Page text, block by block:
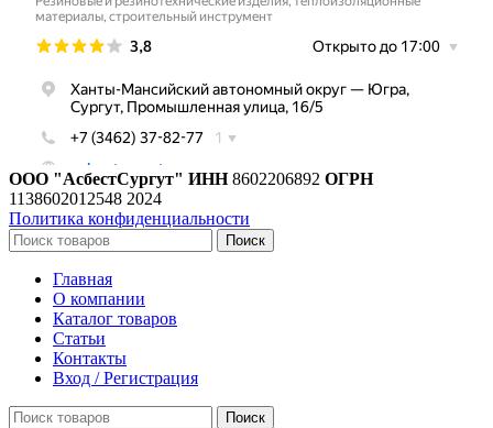
ООО "АсбестСургут" ИНН8602206892 ОГРН
1138602012548 2024
Политика конфиденциальности
Поиск
Главная
О компании
Каталог товаров
Статьи
Контакты
Вход / Регистрация
Поиск